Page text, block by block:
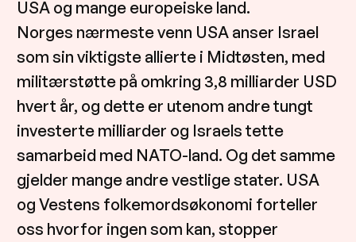
USA og mange europeiske land.
Norges nærmeste venn USA anser Israel
som sin viktigste allierte i Midtøsten, med
militærstøtte på omkring 3,8 milliarder USD
hvert år, og dette er utenom andre tungt
investerte milliarder og Israels tette
samarbeid med NATO-land. Og det samme
gjelder mange andre vestlige stater. USA
og Vestens folkemordsøkonomi forteller
oss hvorfor ingen som kan, stopper